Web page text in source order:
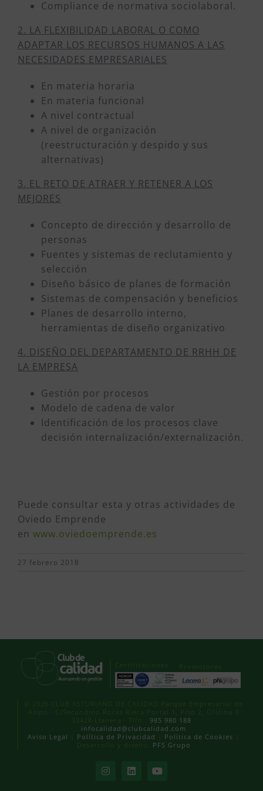
Compliance de normativa sociolaboral.
2. LA FLEXIBILIDAD LABORAL O COMO
ADAPTAR LOS RECURSOS HUMANOS A LAS
NECESIDADES EMPRESARIALES
En materia horaria
En materia funcional
A nivel contractual
A nivel de organización
(reestructuración y despido y sus
alternativas)
3. EL RETO DE ATRAER Y RETENER A LOS
MEJORES
Concepto de dirección y desarrollo de
personas
Fuentes y sistemas de reclutamiento y
selección
Diseño básico de planes de formación
Sistemas de compensación y beneficios
Planes de desarrollo interno,
herramientas de diseño organizativo
4. DISEÑO DEL DEPARTAMENTO DE RRHH DE
LA EMPRESA
Gestión por procesos
Modelo de cadena de valor
Identificación de los procesos clave
decisión internalización/externalización.
Puede consultar esta y otras actividades de
Oviedo Emprende
en www.oviedoemprende.es
27 febrero 2018
Certificaciones Promotores
© 2026 CLUB ASTURIANO DE CALIDAD Parque Empresarial de
Asipo · C/Secundino Roces Riera Portal 1, Piso 2, Oficina 3
33428 Llanera · Tlfn.: 985 980 188
infocalidad@clubcalidad.com
Aviso Legal
Política de Privacidad Política de Cookies
Desarrollo y diseño:
PFS Grupo
InstagramLinkedInYouTube